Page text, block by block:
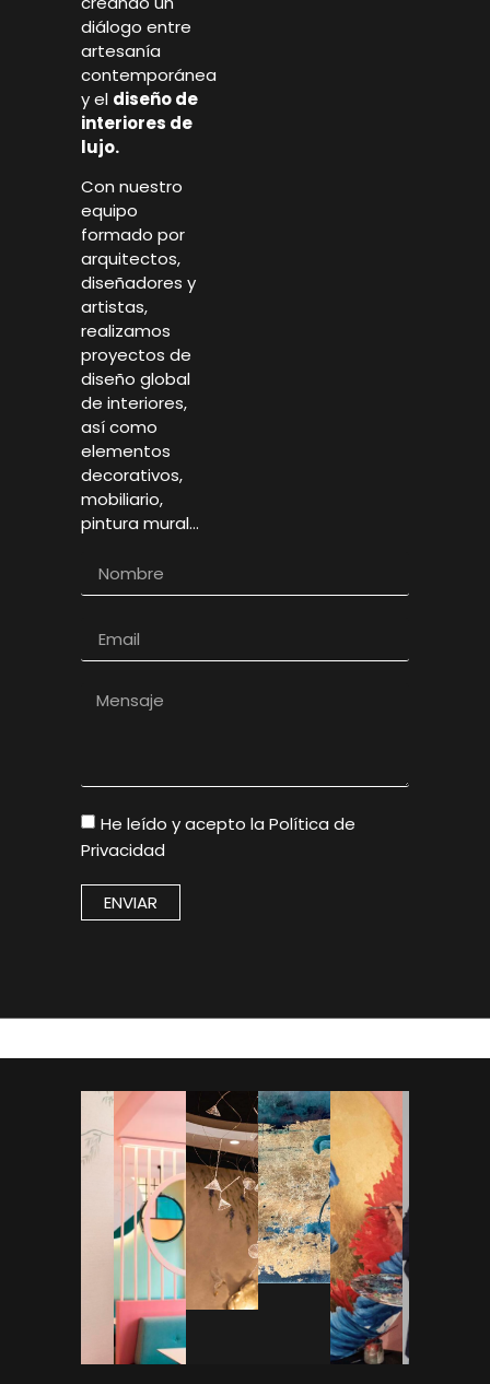
diálogo entre
artesanía
contemporánea
y el diseño de
interiores de
lujo.
Con nuestro
equipo
formado por
arquitectos,
diseñadores y
artistas,
realizamos
proyectos de
diseño global
de interiores,
así como
elementos
decorativos,
mobiliario,
pintura mural…
He leído y acepto la Política de
Privacidad
ENVIAR